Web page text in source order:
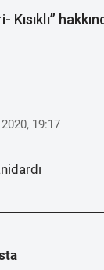
Kısıklı”
19:17